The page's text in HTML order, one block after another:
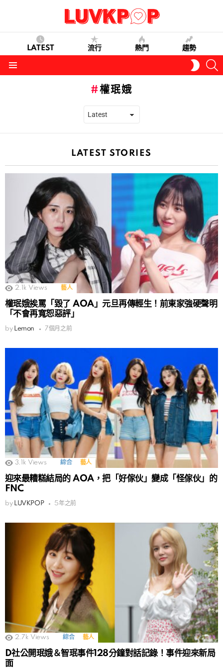
LATEST 流行 熱門 趨勢
SKIN
權珉娥
LATEST STORIES
2.1k Views 藝人
權珉娥挨罵「毀了 AOA」元旦再傳輕生！前東家強硬聲明
「不會再寬恕惡評」
by Lemon 7個月之前
3.1k Views 綜合 藝人
迎來最糟糕結局的 AOA，把「好傢伙」變成「怪傢伙」的
FNC
by LUVKPOP 5年之前
2.7k Views 綜合 藝人
D社公開珉娥＆智珉事件128分鐘對話記錄！事件迎來新局
面